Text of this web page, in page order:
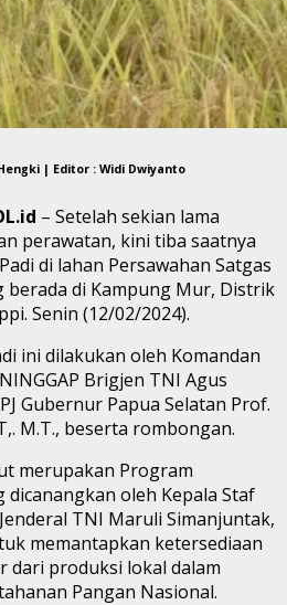
| Editor : Widi Dwiyanto
– Setelah sekian lama
perawatan, kini tiba saatnya
di lahan Persawahan Satgas
berada di Kampung Mur, Distrik
Senin (12/02/2024).
ini dilakukan oleh Komandan
Brigjen TNI Agus
Gubernur Papua Selatan Prof.
M.T., beserta rombongan.
merupakan Program
dicanangkan oleh Kepala Staf
TNI Maruli Simanjuntak,
memantapkan ketersediaan
dari produksi lokal dalam
Pangan Nasional.